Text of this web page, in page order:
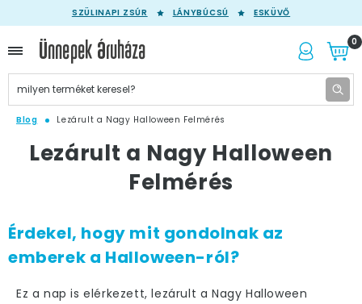
SZÜLINAPI ZSÚR LÁNYBÚCSÚ ESKÜVŐ
0
Blog Lezárult a Nagy Halloween Felmérés
Lezárult a Nagy Halloween
Felmérés
Érdekel, hogy mit gondolnak az
emberek a Halloween-ról?
Ez a nap is elérkezett,lezárult a Nagy Halloween